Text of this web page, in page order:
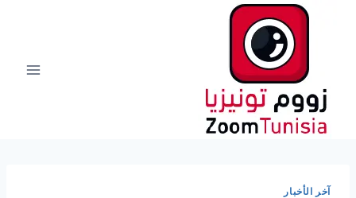
آخر الأخبار